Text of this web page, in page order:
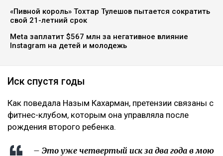
«Пивной король» Тохтар Тулешов пытается сократить
свой 21-летний срок
Meta заплатит $567 млн за негативное влияние
Instagram на детей и молодежь
Иск спустя годы
Как поведала Назым Кахарман, претензии связаны с
фитнес-клубом, которым она управляла после
рождения второго ребенка.
– Это уже четвертый иск за два года в мою